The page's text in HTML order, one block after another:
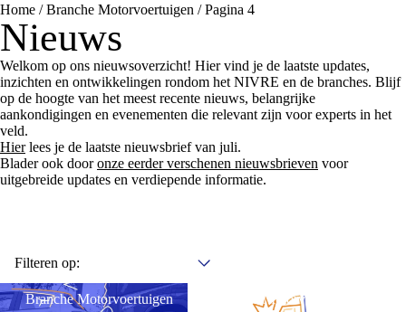
Home /Branche Motorvoertuigen /Pagina 4
Nieuws
Welkom op ons nieuwsoverzicht! Hier vind je de laatste updates,
inzichten en ontwikkelingen rondom het NIVRE en de branches. Blijf
op de hoogte van het meest recente nieuws, belangrijke
aankondigingen en evenementen die relevant zijn voor experts in het
veld.
Hierlees je de laatste nieuwsbrief van juli.
Blader ook dooronze eerder verschenen nieuwsbrieven voor
uitgebreide updates en verdiepende informatie.
Filteren op:
Branche Motorvoertuigen Branche Motorvoertuigen